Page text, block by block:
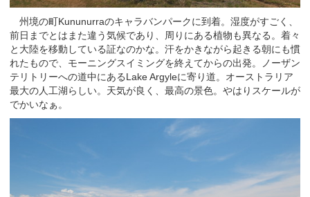
州境の町Kununurraのキャラバンパークに到着。湿度がすごく、
前日までとはまた違う気候であり、周りにある植物も異なる。着々
と大陸を移動している証なのかな。汗をかきながら起きる朝にも慣
れたもので、モーニングスイミングを終えてからの出発。ノーザン
テリトリーへの道中にあるLake Argyleに寄り道。オーストラリア
最大の人工湖らしい。天気が良く、最高の景色。やはりスケールが
でかいなぁ。